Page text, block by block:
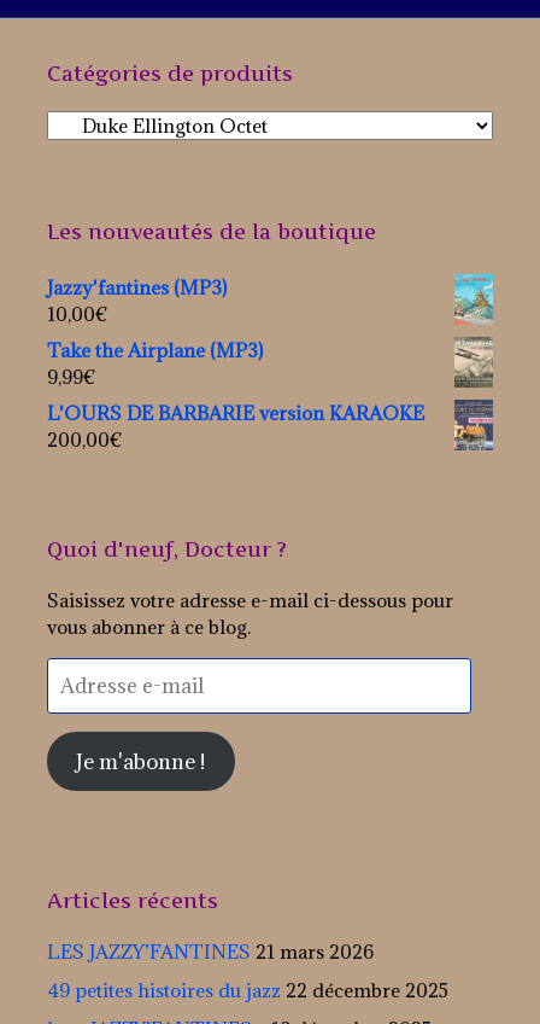
Catégories de produits
Les nouveautés de la boutique
Jazzy'fantines (MP3)
10,00€
Take the Airplane (MP3)
9,99€
L'OURS DE BARBARIE version KARAOKE
200,00€
Quoi d'neuf, Docteur ?
Saisissez votre adresse e-mail ci-dessous pour
vous abonner à ce blog.
Adresse
e-
Je m'abonne !
Articles récents
LES JAZZY’FANTINES 21 mars 2026
49 petites histoires du jazz 22 décembre 2025